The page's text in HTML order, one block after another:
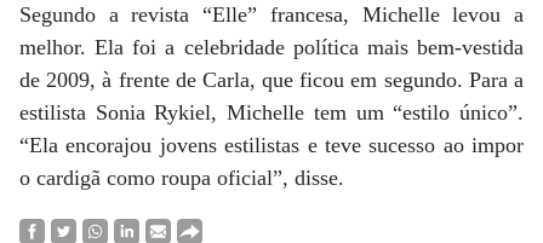
Segundo a revista “Elle” francesa, Michelle levou a
melhor. Ela foi a celebridade política mais bem-vestida
de 2009, à frente de Carla, que ficou em segundo. Para a
estilista Sonia Rykiel, Michelle tem um “estilo único”.
“Ela encorajou jovens estilistas e teve sucesso ao impor
o cardigã como roupa oficial”, disse.